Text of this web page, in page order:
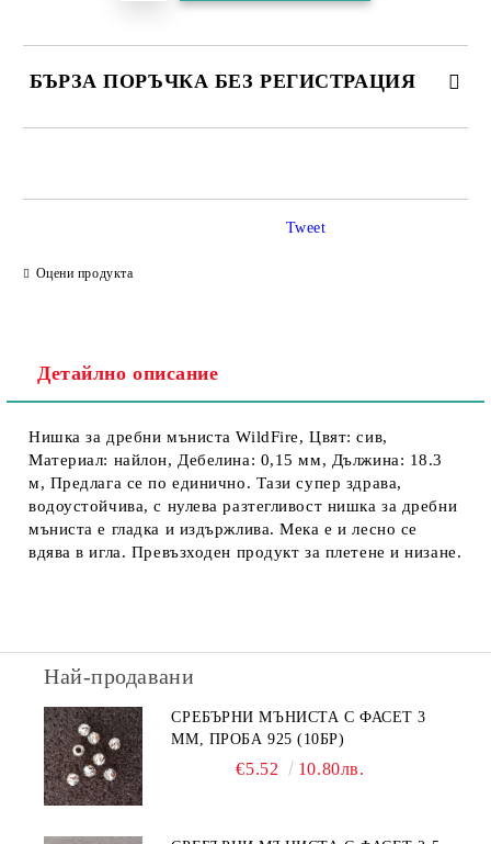
БЪРЗА ПОРЪЧКА БЕЗ РЕГИСТРАЦИЯ
Оцени продукта
Tweet
Детайлно описание
Нишка за дребни мъниста WildFire, Цвят: сив,
Материал: найлон, Дебелина: 0,15 мм, Дължина: 18.3
м, Предлага се по единично. Тази супер здрава,
водоустойчива, с нулева разтегливост нишка за дребни
мъниста е гладка и издържлива. Мека е и лесно се
вдява в игла. Превъзходен продукт за плетене и низане.
Най-продавани
СРЕБЪРНИ МЪНИСТА С ФАСЕТ 3
ММ, ПРОБА 925 (10БР)
€5.52 10.80лв.